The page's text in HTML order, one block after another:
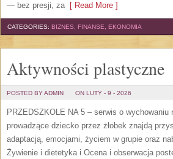
— bez presji, za[ Read More ]
CATEGORIES: BIZNES, FINANSE, EKONOMIA
Aktywności plastyczne
POSTED BY ADMIN ON LUTY - 9 - 2026
PRZEDSZKOLE NA 5 – serwis o
prowadzące dziecko przez żłobek znajdą
adaptacją, emocjami, życiem w grupie oraz
Żywienie i dietetyka i Ocena i obserwacja